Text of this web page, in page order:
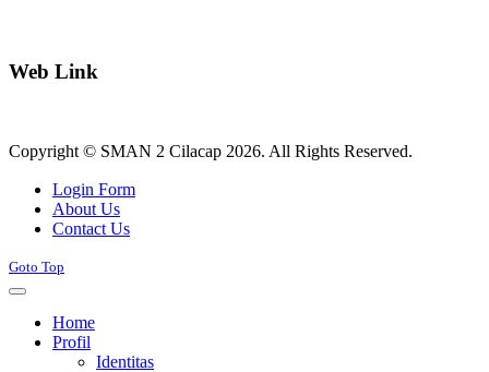
Web Link
Copyright © SMAN 2 Cilacap 2026. All Rights Reserved.
Login Form
About Us
Contact Us
Goto Top
Home
Profil
Identitas